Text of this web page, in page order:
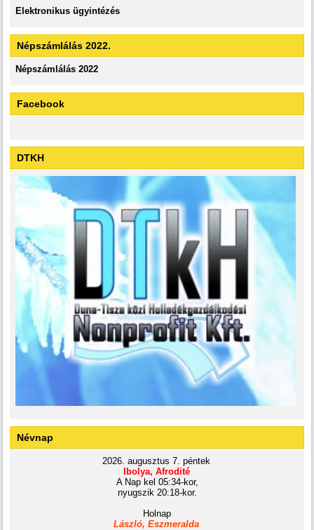
Elektronikus ügyintézés
Népszámlálás 2022.
Népszámlálás 2022
Facebook
DTKH
Névnap
2026. augusztus 7. péntek
Ibolya, Afrodité
A Nap kel 05:34-kor,
nyugszik 20:18-kor.
Holnap
László, Eszmeralda